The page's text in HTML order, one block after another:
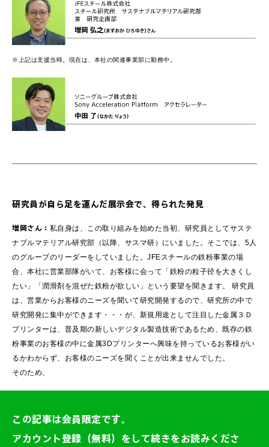
※上記は支援当時。現在は、本社の関連事業部に勤務中。
研究員が自ら足を運んだ展示会で、得られた発見
増岡さん： 私自身は、この取り組みを始めた当初、研究員としてサステ
ナブルマテリアル研究部（以降、サスマ研）にいました。そこでは、5人
のグループのリーダーをしていました。JFEスチールの鉄粉事業の場
合、本社に営業部隊がいて、お客様に会って「鉄粉の粒子径を大きくし
たい」「潤滑剤を混ぜた鉄粉が欲しい」という要望を聞きます。 研究員
は、営業からお客様のニーズを聞いて研究開発するので、研究所の中で
研究開発に集中ができます・・・が、新規用途として注目した金属３Ｄ
プリンターは、普及期の新しいデジタル製造技術であるため、既存の鉄
粉事業のお客様の中に金属3Dプリンターへ興味を持っているお客様がい
るかわからず、お客様のニーズを聞くことが出来ませんでした。
そのため、
この記事は会員限定です。
アカウント登録（無料）をして続きをお読みくださ